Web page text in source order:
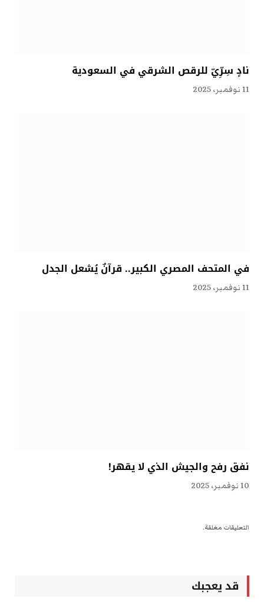
نادٍ سِرِّيّ للرقص الشرقي في السعودية
11 نوفمبر، 2025
في المتحف المصري الكبير.. قرآنٌ يُشعل الجدل
11 نوفمبر، 2025
نفق رفح والجيش الذي لا يقهر!
10 نوفمبر، 2025
التعليقات مغلقة.
قد يعجبك